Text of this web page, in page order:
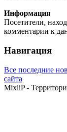
Информация
Посетители,
комментарии к
Навигация
Все последние
сайта
MixliP -